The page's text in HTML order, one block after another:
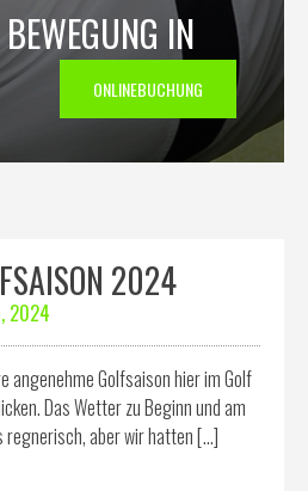
IN
ONLINEBUCHUNG
2024
2024
angenehme Golfsaison hier im Golf
Das Wetter zu Beginn und am
regnerisch, aber wir hatten […]